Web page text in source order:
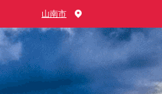
山南市